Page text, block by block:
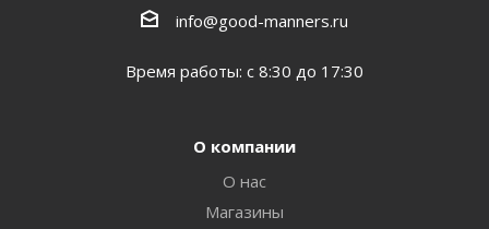
info@good-manners.ru
Время работы: с 8:30 до 17:30
О компании
О нас
Магазины